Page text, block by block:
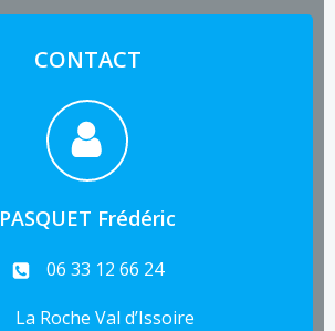
CONTACT
PASQUET Frédéric
06 33 12 66 24
La Roche Val d’Issoire